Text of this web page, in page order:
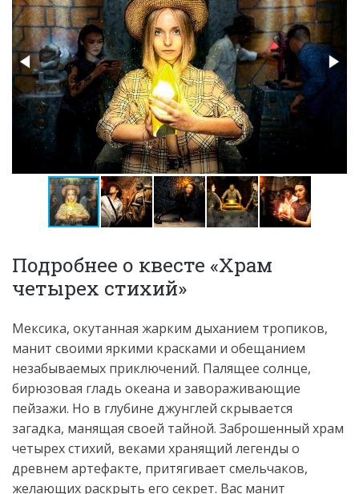
Подробнее о квесте «Храм
четырех стихий»
Мексика, окутанная жарким дыханием тропиков,
манит своими яркими красками и обещанием
незабываемых приключений. Палящее солнце,
бирюзовая гладь океана и завораживающие
пейзажи. Но в глубине джунглей скрывается
загадка, манящая своей тайной. Заброшенный храм
четырех стихий, веками хранящий легенды о
древнем артефакте, притягивает смельчаков,
желающих раскрыть его секрет. Вас манит